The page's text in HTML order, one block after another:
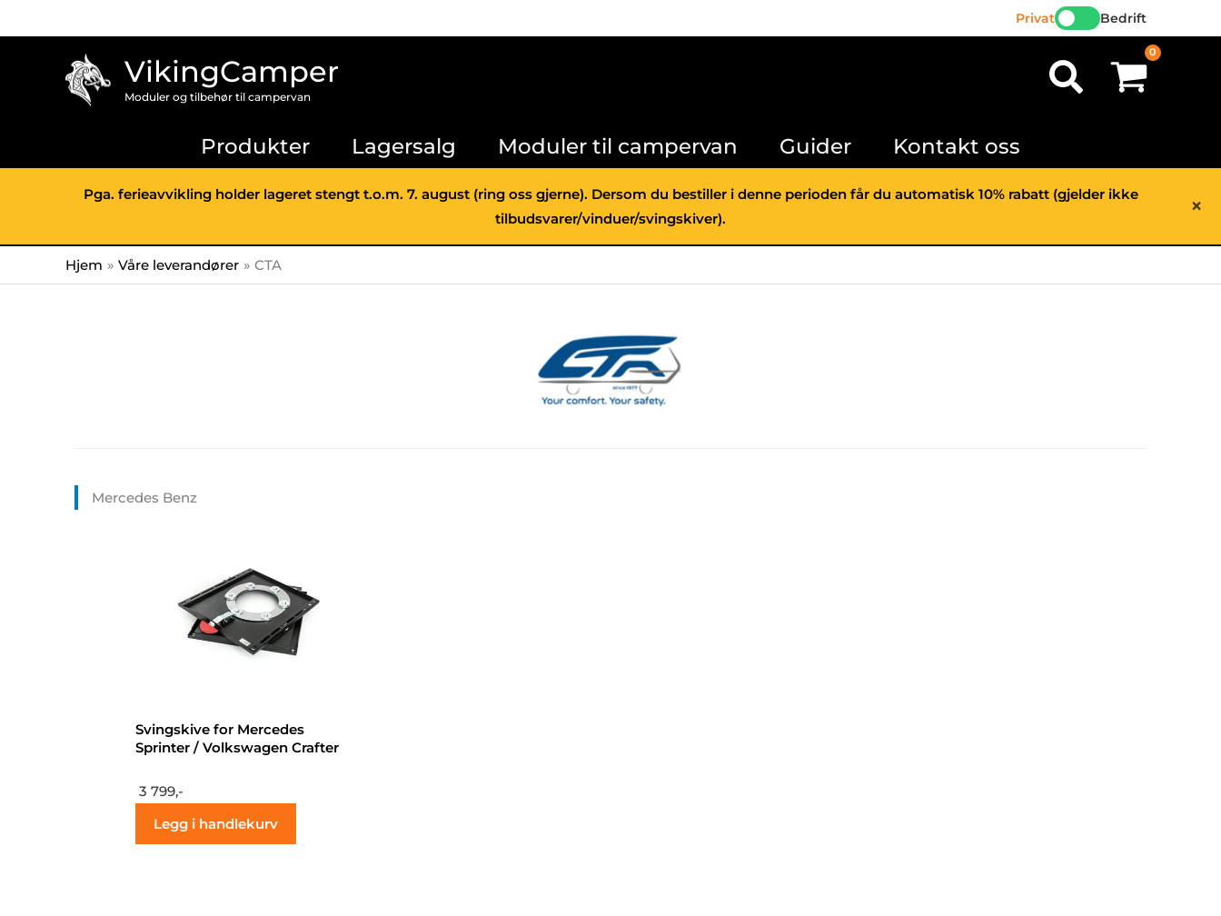
rett
Privat Bedrift
VikingCamper
Moduler og tilbehør til campervan Søk
Produkter Lagersalg Moduler til campervan Guider Kontakt oss
×
Pga. ferieavvikling holder lageret stengt t.o.m. 7. august (ring oss gjerne). Dersom du bestiller i denne perioden får du automatisk 10% rabatt (gjelder ikke
tilbudsvarer/vinduer/svingskiver).
Hjem Våre leverandører CTA
Mercedes Benz
Svingskive for Mercedes
Sprinter / Volkswagen Crafter
3 799,-
Legg i handlekurv